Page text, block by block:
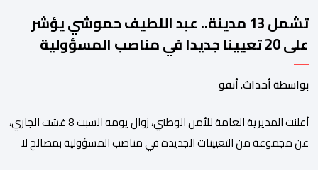
تشمل 13 مدينة.. عبد اللطيف حموشي يؤشر
على 20 تعيينا جديدا في مناصب المسؤولية
بمصالح الأمن الوطني
بواسطة أحداث. أنفو
أعلنت المديرية العامة للأمن الوطني، زوال يومه السبت 8 غشت الجاري،
عن مجموعة من التعيينات الجديدة في مناصب المسؤولية بمصالح لا